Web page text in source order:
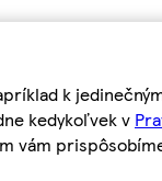
k
kedykoľvek v
vám